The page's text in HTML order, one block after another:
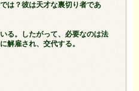
は？彼は天才な裏切り者であ
る。したがって、必要なのは法
解雇され、交代する。